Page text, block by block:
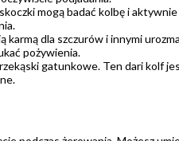
mogą badać kolbę i
karmą dla szczurów i innymi
pożywienia.
gatunkowe. Ten dari kolf